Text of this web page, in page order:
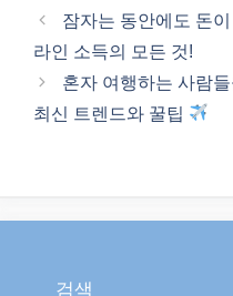
잠자는 동안에도 돈
라인 소득의 모든 것!
혼자 여행하는 사람
최신 트렌드와 꿀팁
검색